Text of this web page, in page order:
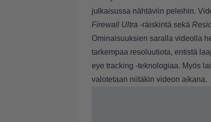
julkaisussa nähtäviin peleihin.
Firewall Ultra -räiskintä sekä
Ominaisuuksien saralla videolla
tarkempaa resoluutiota, entistä
eye tracking -teknologiaa. Myös
valotetaan niitäkin videon aikana.